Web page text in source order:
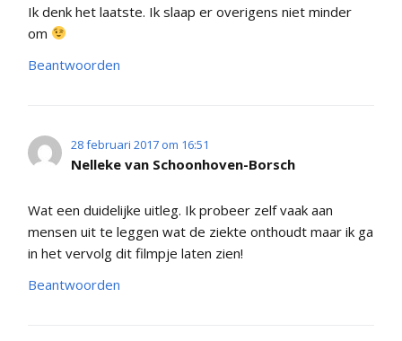
Ik denk het laatste. Ik slaap er overigens niet minder
om
Beantwoorden
28 februari 2017 om 16:51
Nelleke van Schoonhoven-Borsch
Wat een duidelijke uitleg. Ik probeer zelf vaak aan
mensen uit te leggen wat de ziekte onthoudt maar ik ga
in het vervolg dit filmpje laten zien!
Beantwoorden